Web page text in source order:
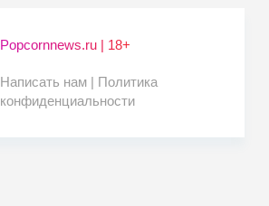
Popcornnews.ru | 18+
Написать нам | Политика
конфиденциальности